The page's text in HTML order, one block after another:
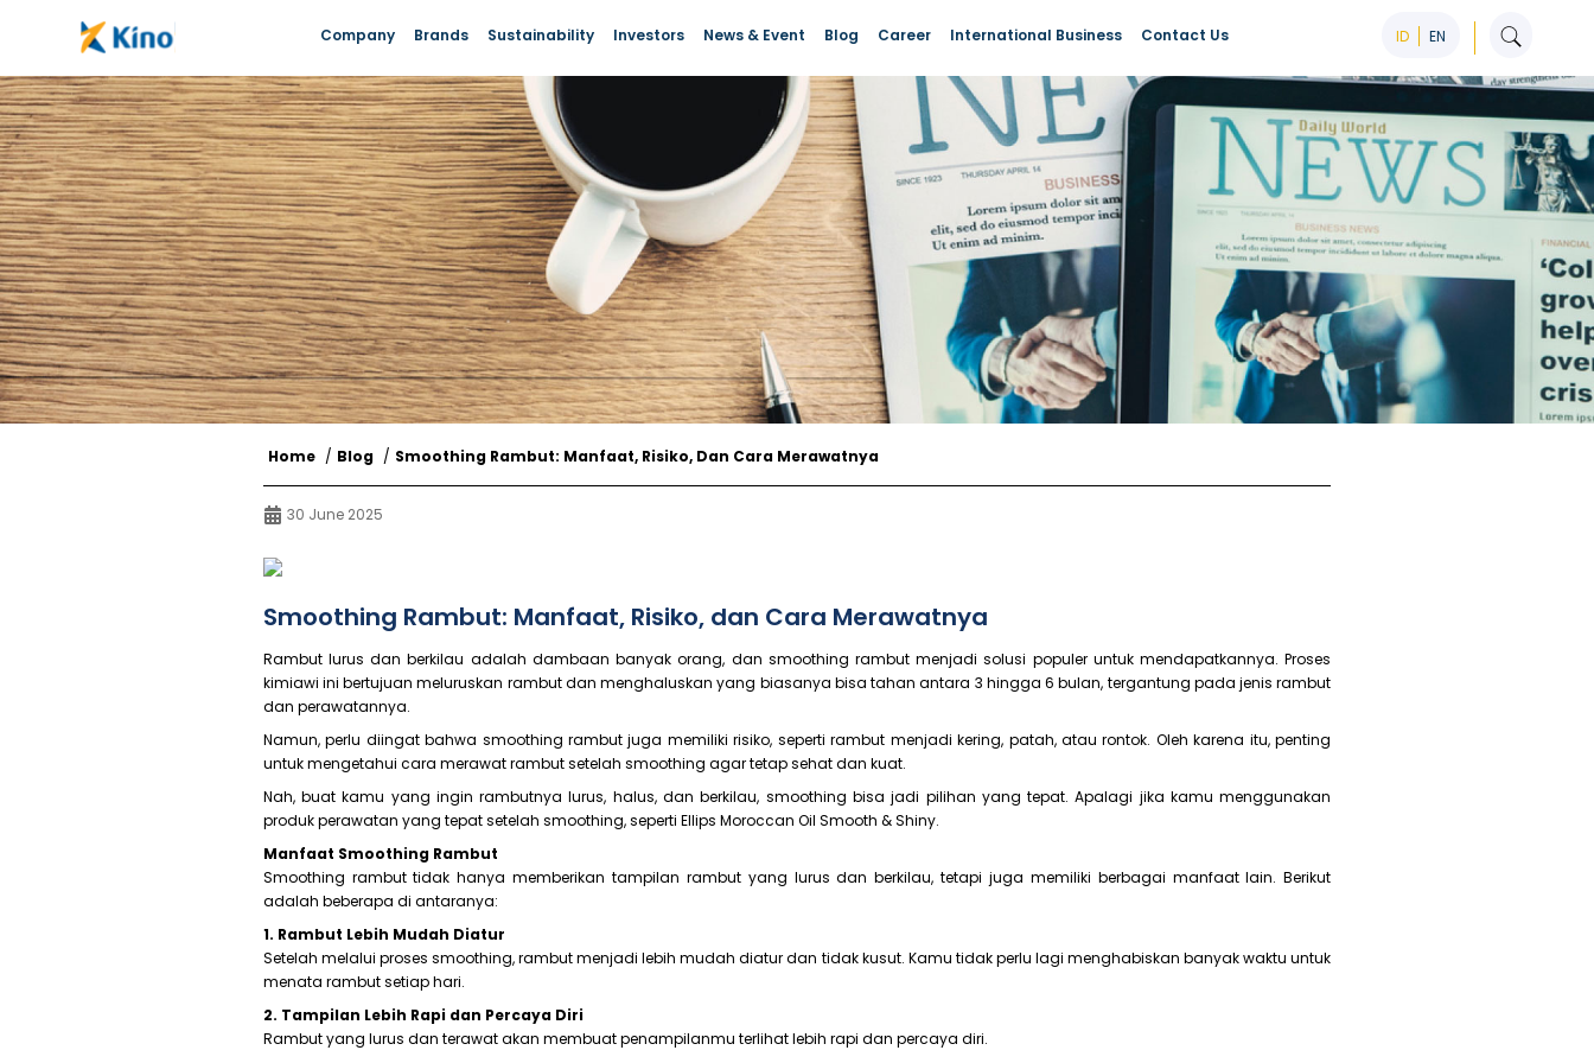
Company Brands Sustainability Investors News & Event Blog Career International Business Contact Us ID EN
Home / Blog / Smoothing Rambut: Manfaat, Risiko, Dan Cara Merawatnya
30 June 2025
Smoothing Rambut: Manfaat, Risiko, dan Cara Merawatnya
Rambut lurus dan berkilau adalah dambaan banyak orang, dan smoothing rambut menjadi solusi populer untuk mendapatkannya. Proses
kimiawi ini bertujuan meluruskan rambut dan menghaluskan yang biasanya bisa tahan antara 3 hingga 6 bulan, tergantung pada jenis rambut
dan perawatannya.
Namun, perlu diingat bahwa smoothing rambut juga memiliki risiko, seperti rambut menjadi kering, patah, atau rontok. Oleh karena itu, penting
untuk mengetahui cara merawat rambut setelah smoothing agar tetap sehat dan kuat.
Nah, buat kamu yang ingin rambutnya lurus, halus, dan berkilau, smoothing bisa jadi pilihan yang tepat. Apalagi jika kamu menggunakan
produk perawatan yang tepat setelah smoothing, seperti Ellips Moroccan Oil Smooth & Shiny.
Manfaat Smoothing Rambut
Smoothing rambut tidak hanya memberikan tampilan rambut yang lurus dan berkilau, tetapi juga memiliki berbagai manfaat lain. Berikut
adalah beberapa di antaranya:
1. Rambut Lebih Mudah Diatur
Setelah melalui proses smoothing, rambut menjadi lebih mudah diatur dan tidak kusut. Kamu tidak perlu lagi menghabiskan banyak waktu untuk
menata rambut setiap hari.
2. Tampilan Lebih Rapi dan Percaya Diri
Rambut yang lurus dan terawat akan membuat penampilanmu terlihat lebih rapi dan percaya diri.